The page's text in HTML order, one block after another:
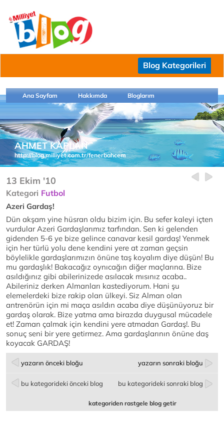
Blog Kategorileri
Ana Sayfam Hakkımda Bloglarım
AHMET KAPLAN
http://blog.milliyet.com.tr/fenerbahcem
13 Ekim '10
Kategori Futbol
Azeri Gardaş!
Dün akşam yine hüsran oldu bizim için. Bu sefer kaleyi içten
vurdular Azeri Gardaşlarımız tarfından. Sen ki gelenden
gidenden 5-6 ye bize gelince canavar kesil gardaş! Yenmek
için her türlü yolu dene kendini yere at zaman geçsin
böylelikle gardaşlarımızın önüne taş koyalım diye düşün! Bu
mu gardaşlık! Bakacağız oynıcağın diğer maçlarına. Bize
asıldığınız gibi abilerinizede asılacak mısınız acaba..
Abileriniz derken Almanları kastediyorum. Hani şu
elemelerdeki bize rakip olan ülkeyi. Siz Alman olan
antrenörün için mi maça asıldın acaba diye düşünüyoruz bir
gardaş olarak. Bize yatma ama birazda duygusal mücadele
et! Zaman çalmak için kendini yere atmadan Gardaş!. Bu
sonuç seni bir yere getirmez. Ama gardaşlarının önüne daş
koyacak GARDAŞ!
yazarın önceki bloğu yazarın sonraki bloğu
bu kategorideki önceki blog bu kategorideki sonraki blog
kategoriden rastgele blog getir